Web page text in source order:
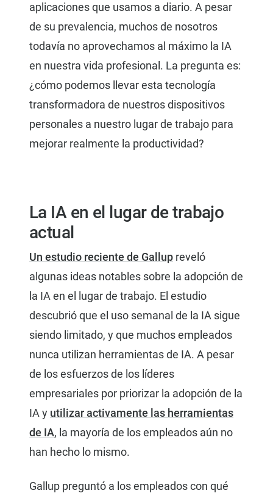
aplicaciones que usamos a diario. A pesar
de su prevalencia, muchos de nosotros
todavía no aprovechamos al máximo la IA
en nuestra vida profesional. La pregunta es:
¿cómo podemos llevar esta tecnología
transformadora de nuestros dispositivos
personales a nuestro lugar de trabajo para
mejorar realmente la productividad?
La IA en el lugar de trabajo
actual
Un estudio reciente de Gallup reveló
algunas ideas notables sobre la adopción de
la IA en el lugar de trabajo. El estudio
descubrió que el uso semanal de la IA sigue
siendo limitado, y que muchos empleados
nunca utilizan herramientas de IA. A pesar
de los esfuerzos de los líderes
empresariales por priorizar la adopción de la
IA y utilizar activamente las herramientas
de IA, la mayoría de los empleados aún no
han hecho lo mismo.
Gallup preguntó a los empleados con qué